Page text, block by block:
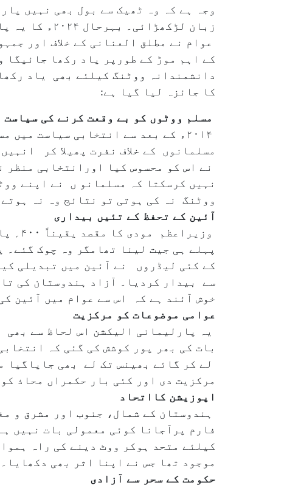
وجہ ہے کہ وہ ٹھیک سے بول بھی نہیں
زبان لڑکھڑائی۔ بہرحال ۲۰۲۴ء کا یہ پارلیمانی الیکشن کئی لحاظ سے غیر معمولی اہمیت کا حامل ہے۔
عوام نے مطلق العنانی کے خلاف اور
کے اہم موڑ کے طورپر یاد رکھا
کا جائزہ لیا گیا ہے:
مسلم ووٹوں کو بے وقعت کرنے کی سیاست
۲۰۱۴ء کے بعد سے انتخابی سیاست
مسلمانوں کے خلاف نفرت پھیلا کر
نہیں کرسکتا کہ مسلمانو ں نے اپنے
ووٹنگ نہ کی ہوتی تو نتائج وہ نہ ہوتے
آئین کے تحفظ کے تئیں بیداری
کے کئی لیڈروں نے آئین میں تبدیلی
سے بیدار کردیا۔ آزاد ہندوستان کی
خوش آئند ہے کہ اس سے عوام میں آئین
عوامی موضوعات کو مرکزیت
یہ پارلیمانی الیکشن اس لحاظ سے
بات کی بھر پور کوشش کی گئی کہ
لے کر گائے بھینس تک لے بھی جایاگیا
مرکزیت دی اور کئی بار حکمراں محاذ
اپوزیشن کااتحاد
فارم پرآجانا کوئی معمولی بات نہیں
کیلئے متحد ہوکر ووٹ دینے کی راہ
موجود تھا جس نے اپنا اثر بھی دکھایا۔
حکومت کے سحر سے آزادی